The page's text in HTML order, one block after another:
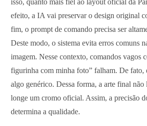
efeito, a IA vai preservar o design original
fim, o prompt de comando precisa ser
Deste modo, o sistema evita erros comuns
imagem. Nesse contexto, comandos vagos
figurinha com minha foto” falham. De fato,
algo genérico. Dessa forma, a arte final não
longe um cromo oficial. Assim, a precisão
determina a qualidade.